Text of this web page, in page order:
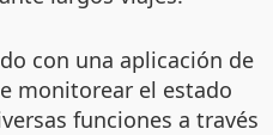
con una aplicación de
monitorear el estado
funciones a través